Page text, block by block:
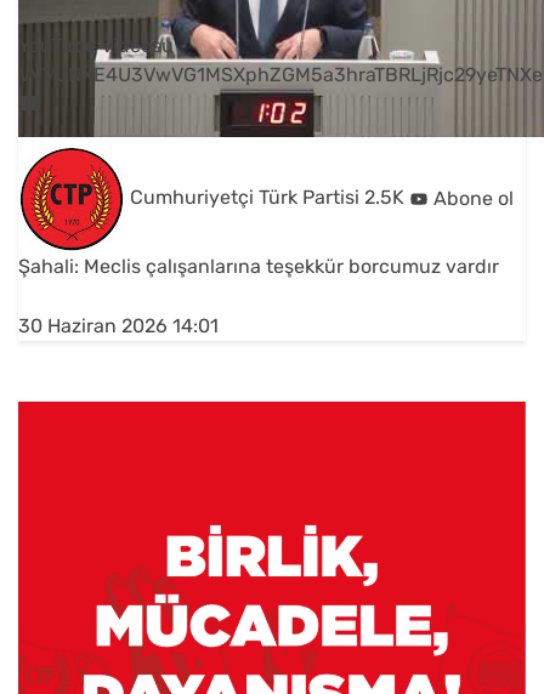
YouTube Videosu
Cumhuriyetçi Türk Partisi 2.5K Abone ol
Şahali: Meclis çalışanlarına teşekkür borcumuz vardır
30 Haziran 2026 14:01